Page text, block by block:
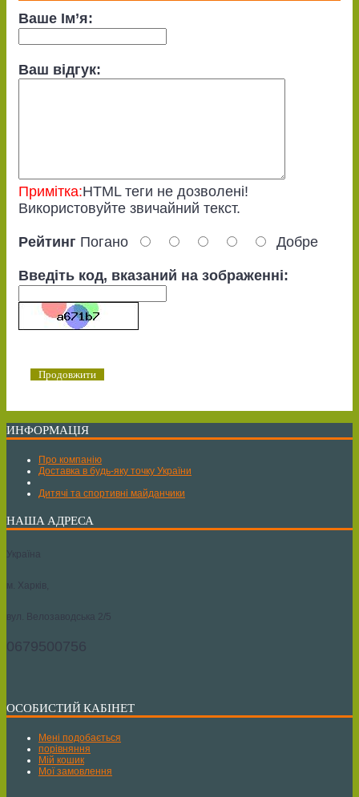
Ваше Ім’я:
Ваш відгук:
Примітка:HTML теги не дозволені!
Використовуйте звичайний текст.
Рейтинг Погано Добре
Введіть код, вказаний на зображенні:
Продовжити
ИНФОРМАЦІЯ
Про компанію
Доставка в будь-яку точку України
Дитячі та спортивні майданчики
НАША АДРЕСА
Україна
м. Харків,
вул. Велозаводська 2/5
0679500756
ОСОБИСТИЙ КАБІНЕТ
Мені подобається
порівняння
Мій кошик
Мої замовлення